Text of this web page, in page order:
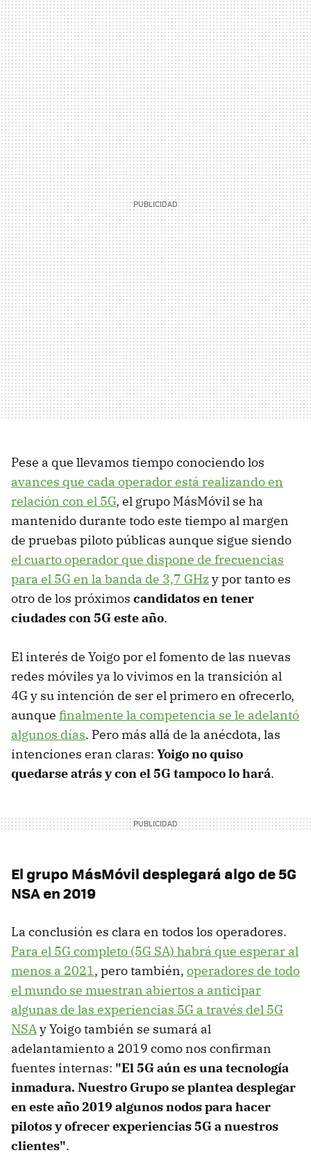
Pese a que llevamos tiempo conociendo los
avances que cada operador está realizando en
relación con el 5G, el grupo MásMóvil se ha
mantenido durante todo este tiempo al margen
de pruebas piloto públicas aunque sigue siendo
el cuarto operador que dispone de frecuencias
para el 5G en la banda de 3,7 GHzy por tanto es
otro de los próximos candidatos en tener
ciudades con 5G este año.
El interés de Yoigo por el fomento de las nuevas
redes móviles ya lo vivimos en la transición al
4G y su intención de ser el primero en ofrecerlo,
aunque finalmente la competencia se le adelantó
algunos días. Pero más allá de la anécdota, las
intenciones eran claras: Yoigo no quiso
quedarse atrás y con el 5G tampoco lo hará.
El grupo MásMóvil desplegará algo de 5G
NSA en 2019
La conclusión es clara en todos los operadores.
Para el 5G completo (5G SA) habrá que esperar al
menos a 2021, pero también, operadores de todo
el mundo se muestran abiertos a anticipar
algunas de las experiencias 5G a través del 5G
NSAy Yoigo también se sumará al
adelantamiento a 2019 como nos confirman
fuentes internas: "El 5G aún es una tecnología
inmadura. Nuestro Grupo se plantea desplegar
en este año 2019 algunos nodos para hacer
pilotos y ofrecer experiencias 5G a nuestros
clientes".